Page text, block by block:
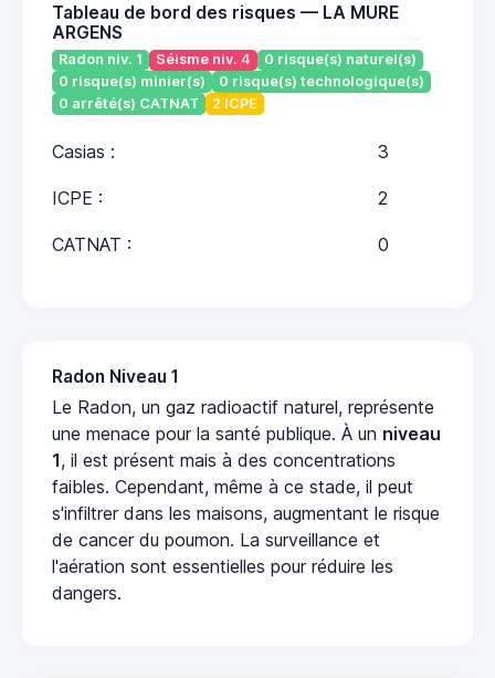
Tableau de bord des risques — LA MURE
ARGENS
Radon niv. 1 Séisme niv. 4
0 risque(s) naturel(s)
0 risque(s) minier(s)
0 risque(s) technologique(s)
0 arrêté(s) CATNAT
2 ICPE
Casias : 3
ICPE : 2
CATNAT : 0
Radon Niveau 1
Le Radon, un gaz radioactif naturel, représente
une menace pour la santé publique. À un niveau
1, il est présent mais à des concentrations
faibles. Cependant, même à ce stade, il peut
s'infiltrer dans les maisons, augmentant le risque
de cancer du poumon. La surveillance et
l'aération sont essentielles pour réduire les
dangers.